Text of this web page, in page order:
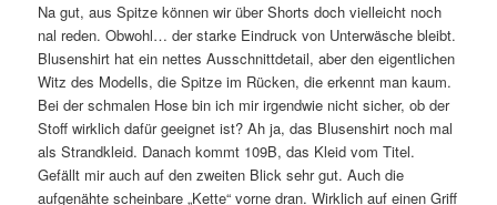
Na gut, aus Spitze können wir über Shorts doch vielleicht noch
nal reden. Obwohl… der starke Eindruck von Unterwäsche bleibt.
Blusenshirt hat ein nettes Ausschnittdetail, aber den eigentlichen
Witz des Modells, die Spitze im Rücken, die erkennt man kaum.
Bei der schmalen Hose bin ich mir irgendwie nicht sicher, ob der
Stoff wirklich dafür geeignet ist? Ah ja, das Blusenshirt noch mal
als Strandkleid. Danach kommt 109B, das Kleid vom Titel.
Gefällt mir auch auf den zweiten Blick sehr gut. Auch die
aufgenähte scheinbare „Kette“ vorne dran. Wirklich auf einen Griff